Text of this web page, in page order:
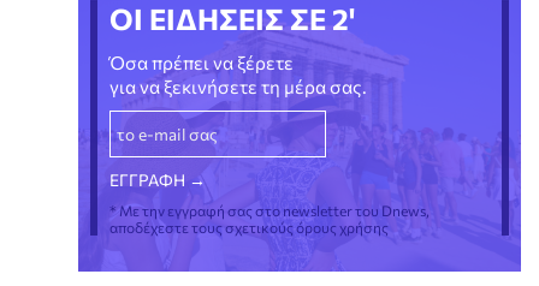
ΟΙ ΕΙΔΗΣΕΙΣ ΣΕ 2'
Όσα πρέπει να ξέρετε
για να ξεκινήσετε τη μέρα σας.
* Με την εγγραφή σας στο newsletter του Dnews,
αποδέχεστε τους σχετικούς όρους χρήσης